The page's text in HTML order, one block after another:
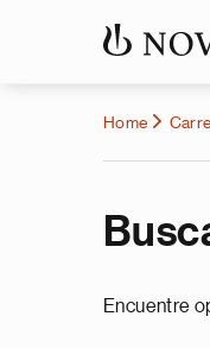
Home
Encuentre